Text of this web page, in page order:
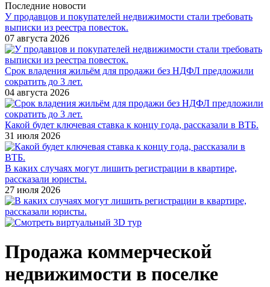
Последние новости
У продавцов и покупателей недвижимости стали требовать
выписки из реестра повесток.
07 августа 2026
Срок владения жильём для продажи без НДФЛ предложили
сократить до 3 лет.
04 августа 2026
Какой будет ключевая ставка к концу года, рассказали в ВТБ.
31 июля 2026
В каких случаях могут лишить регистрации в квартире,
рассказали юристы.
27 июля 2026
Продажа коммерческой
недвижимости в поселке